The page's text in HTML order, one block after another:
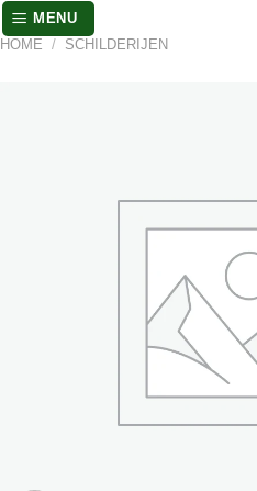
MENU
HOME / SCHILDERIJEN